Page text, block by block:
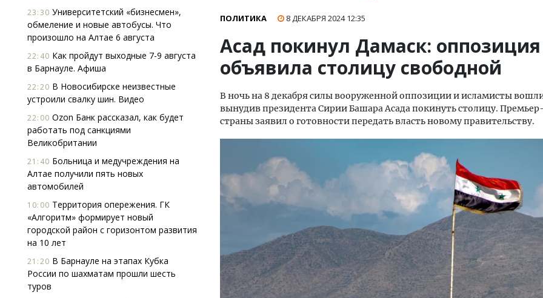
23:30 Университетский «бизнесмен»,
обмеление и новые автобусы. Что
произошло на Алтае 6 августа
22:40 Как пройдут выходные 7-9 августа
в Барнауле. Афиша
22:20 В Новосибирске неизвестные
устроили свалку шин. Видео
22:00 Ozon Банк рассказал, как будет
работать под санкциями
Великобритании
21:40 Больница и медучреждения на
Алтае получили пять новых
автомобилей
10:00 Территория опережения. ГК
«Алгоритм» формирует новый
городской район с горизонтом развития
на 10 лет
21:20 В Барнауле на этапах Кубка
России по шахматам прошли шесть
туров
ПОЛИТИКА 8 ДЕКАБРЯ 202412:35
Асад покинул Дамаск: оппозиция
объявила столицу свободной
В ночь на 8 декабря силы вооруженной оппозиции и исламисты
вынудив президента Сирии Башара Асада покинуть столицу.
страны заявил о готовности передать власть новому правительству.